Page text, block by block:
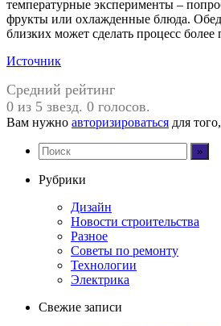
температурные эксперименты –
фрукты или охлажденные блюда.
близких может сделать процесс
Источник
Средний рейтинг
0 из 5 звезд. 0 голосов.
Вам нужно авторизироваться для
Рубрики
Дизайн
Новости строительства
Разное
Советы по ремонту
Технологии
Электрика
Свежие записи